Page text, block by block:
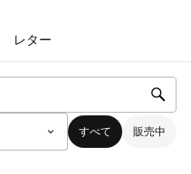
レター
すべて 販売中